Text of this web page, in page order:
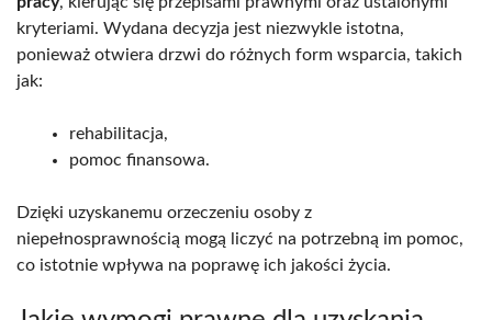
kryteriami. Wydana decyzja jest niezwykle istotna,
ponieważ otwiera drzwi do różnych form wsparcia, takich
jak:
rehabilitacja,
pomoc finansowa.
Dzięki uzyskanemu orzeczeniu osoby z
niepełnosprawnością mogą liczyć na potrzebną im pomoc,
co istotnie wpływa na poprawę ich jakości życia.